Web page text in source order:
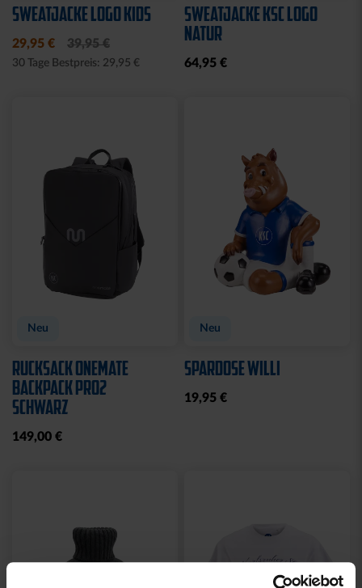
SWEATJACKE LOGO KIDS
29,95 € 39,95 €
30 Tage Bestpreis: 29,95 €
SWEATJACKE KSC LOGO
NATUR
64,95 €
Neu
RUCKSACK ONEMATE
BACKPACK PRO2
SCHWARZ
149,00 €
Neu
SPARDOSE WILLI
19,95 €